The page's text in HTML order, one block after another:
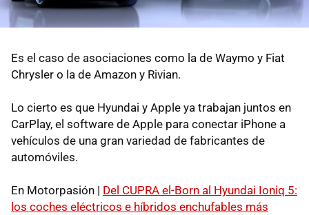
Es el caso de asociaciones como la de Waymo y Fiat
Chrysler o la de Amazon y Rivian.
Lo cierto es que Hyundai y Apple ya trabajan juntos en
CarPlay, el software de Apple para conectar iPhone a
vehículos de una gran variedad de fabricantes de
automóviles.
En Motorpasión | Del CUPRA el-Born al Hyundai Ioniq 5:
los coches eléctricos e híbridos enchufables más